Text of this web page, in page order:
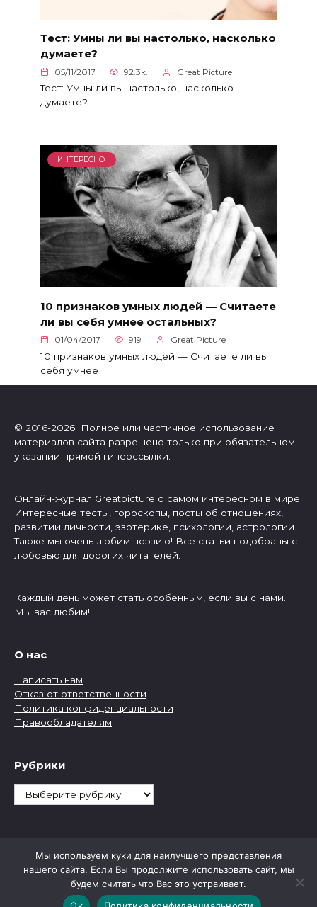
Тест: Умны ли вы настолько, насколько
думаете?
05/11/2017 92.3к. Great Picture
Тест: Умны ли вы настолько, насколько
думаете?
ИНТЕРЕСНО
10 признаков умных людей — Считаете
ли вы себя умнее остальных?
01/04/2017 919 Great Picture
10 признаков умных людей — Считаете ли вы
себя умнее
© 2016-2026 Полное или частичное использование
материалов сайта разрешено только при обязательном
указании прямой гиперссылки.
Онлайн-журнал Greatpicture о самом интересном в мире.
Интересные тесты, гороскопы, посты об отношениях,
развитии личности, эзотерике, психологии, астрологии.
Также мы очень любим поэзию! Все статьи подобраны с
любовью для дорогих читателей.
Каждый день может стать особенным, если вы с нами.
Мы вас любим!
О нас
Написать нам
Отказ от ответственности
Политика конфиденциальности
Правообладателям
Рубрики
Рубрики
Мы используем куки для наилучшего представления
нашего сайта. Если Вы продолжите использовать сайт, мы
будем считать что Вас это устраивает.